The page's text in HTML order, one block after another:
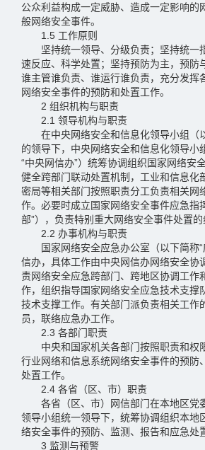
公众利益构成一定威胁、造成一定影响的
般网络安全事件。
1.5 工作原则
坚持统一领导、分级负责；坚持统一
速反应、科学处置；坚持预防为主，预防
谁主管谁负责、谁运行谁负责，充分发挥
网络安全事件的预防和处置工作。
2 组织机构与职责
2.1 领导机构与职责
在中央网络安全和信息化领导小组（以
的领导下，中央网络安全和信息化领导小
“中央网信办”）统筹协调组织国家网络安
健全跨部门联动处置机制，工业和信息化
密局等相关部门按照职责分工负责相关网
作。必要时成立国家网络安全事件应急指
部”），负责特别重大网络安全事件处置的
2.2 办事机构与职责
国家网络安全应急办公室（以下简称“
信办，具体工作由中央网信办网络安全协
责网络安全应急跨部门、跨地区协调工作
作，组织指导国家网络安全应急技术支撑
技术支撑工作。有关部门派负责相关工作
员，联络应急办工作。
2.3 各部门职责
中央和国家机关各部门按照职责和权
行业网络和信息系统网络安全事件的预防
处置工作。
2.4 各省（区、市）职责
各省（区、市）网信部门在本地区党
领导小组统一领导下，统筹协调组织本地
络安全事件的预防、监测、报告和应急处
3 监测与预警